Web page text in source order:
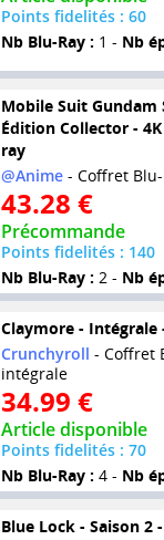
Points fidelités : 60
Nb Blu-Ray : 1 - Nb
Mobile Suit Gundam
Édition Collector -
ray
@Anime- Coffret
43.28 €
Précommande
Points fidelités : 140
Nb Blu-Ray : 2 - Nb
Claymore - Intégrale
Crunchyroll - Coffret
intégrale
34.99 €
Article disponible
Points fidelités : 70
Nb Blu-Ray : 4 - Nb
Blue Lock - Saison 2